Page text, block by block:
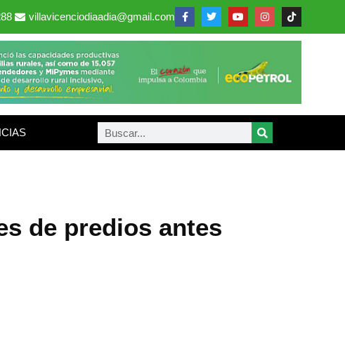
villavicenciodiaadia@gmail.com
de predios antes